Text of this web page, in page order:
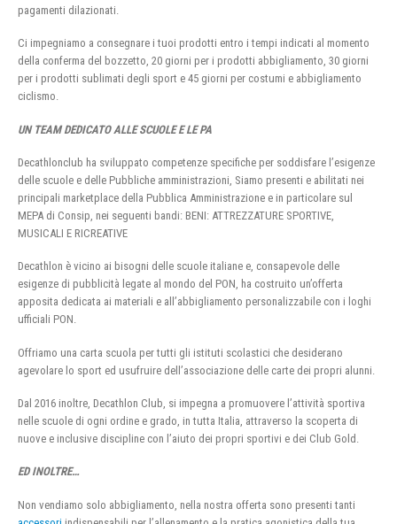
pagamenti dilazionati.
Ci impegniamo a consegnare i tuoi prodotti entro i tempi indicati al momento
della conferma del bozzetto, 20 giorni per i prodotti abbigliamento, 30 giorni
per i prodotti sublimati degli sport e 45 giorni per costumi e abbigliamento
ciclismo.
UN TEAM DEDICATO ALLE SCUOLE E LE PA
Decathlonclub ha sviluppato competenze specifiche per soddisfare l’esigenze
delle scuole e delle Pubbliche amministrazioni, Siamo presenti e abilitati nei
principali marketplace della Pubblica Amministrazione e in particolare sul
MEPA di Consip, nei seguenti bandi: BENI: ATTREZZATURE SPORTIVE,
MUSICALI E RICREATIVE
Decathlon è vicino ai bisogni delle scuole italiane e, consapevole delle
esigenze di pubblicità legate al mondo del PON, ha costruito un’offerta
apposita dedicata ai materiali e all’abbigliamento personalizzabile con i loghi
ufficiali PON.
Offriamo una carta scuola per tutti gli istituti scolastici che desiderano
agevolare lo sport ed usufruire dell’associazione delle carte dei propri alunni.
Dal 2016 inoltre, Decathlon Club, si impegna a promuovere l’attività sportiva
nelle scuole di ogni ordine e grado, in tutta Italia, attraverso la scoperta di
nuove e inclusive discipline con l’aiuto dei propri sportivi e dei Club Gold.
ED INOLTRE…
Non vendiamo solo abbigliamento, nella nostra offerta sono presenti tanti